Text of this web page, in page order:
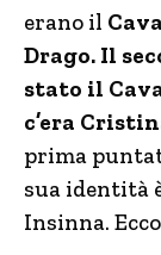
erano il
Drago. Il
stato il
c’era
prima
sua identità
Insinna.